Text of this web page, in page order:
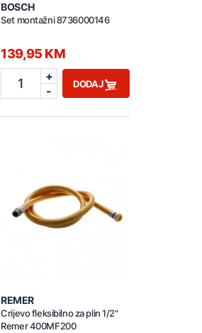
BOSCH
Set montažni 8736000146
139,95 KM
1
+
-
DODAJ
REMER
Crijevo fleksibilno za plin 1/2"
Remer 400MF200